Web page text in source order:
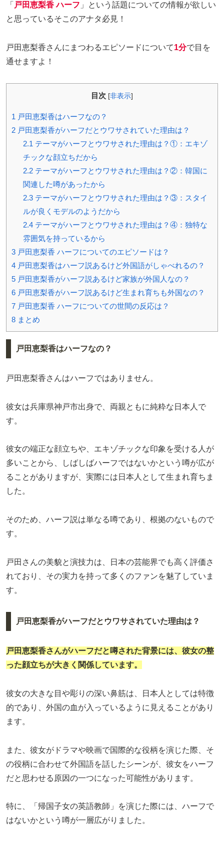
「 戸田恵梨香 ハーフ 」という話題についての情報が欲しい
と思っているそこのアナタ必見！
戸田恵梨香さんにまつわるエピソードについて1分で目を
通せますよ！
目次 [非表示]
1 戸田恵梨香はハーフなの？
2 戸田恵梨香がハーフだとウワサされていた理由は？
2.1 テーマがハーフとウワサされた理由は？①：エキゾ
チックな顔立ちだから
2.2テーマがハーフとウワサされた理由は？②：韓国に
関連した噂があったから
2.3テーマがハーフとウワサされた理由は？③：スタイ
ルが良くモデルのようだから
2.4テーマがハーフとウワサされた理由は？④：独特な
雰囲気を持っているから
3 戸田恵梨香 ハーフについてのエピソードは？
4 戸田恵梨香はハーフ説あるけど外国語がしゃべれるの？
5 戸田恵梨香がハーフ説あるけど家族が外国人なの？
6 戸田恵梨香がハーフ説あるけど生まれ育ちも外国なの？
7 戸田恵梨香 ハーフについての世間の反応は？
8 まとめ
戸田恵梨香はハーフなの？
戸田恵梨香さんはハーフではありません。
彼女は兵庫県神戸市出身で、両親ともに純粋な日本人で
す。
彼女の端正な顔立ちや、エキゾチックな印象を受ける人が
多いことから、しばしばハーフではないかという噂が広が
ることがありますが、実際には日本人として生まれ育ちま
した。
そのため、ハーフ説は単なる噂であり、根拠のないもので
す。
戸田さんの美貌と演技力は、日本の芸能界でも高く評価さ
れており、その実力を持って多くのファンを魅了していま
す。
戸田恵梨香がハーフだとウワサされていた理由は？
戸田恵梨香さんがハーフだと噂された背景には、彼女の整
った顔立ちが大きく関係しています。
彼女の大きな目や彫りの深い鼻筋は、日本人としては特徴
的であり、外国の血が入っているように見えることがあり
ます。
また、彼女がドラマや映画で国際的な役柄を演じた際、そ
の役柄に合わせて外国語を話したシーンが、彼女をハーフ
だと思わせる原因の一つになった可能性があります。
特に、「帰国子女の英語教師」を演じた際には、ハーフで
はないかという噂が一層広がりました。